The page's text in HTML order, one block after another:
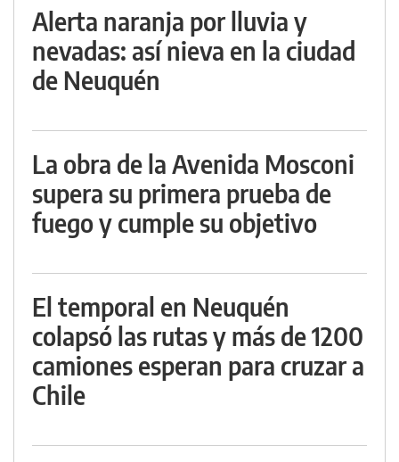
Alerta naranja por lluvia y
nevadas: así nieva en la ciudad
de Neuquén
La obra de la Avenida Mosconi
supera su primera prueba de
fuego y cumple su objetivo
El temporal en Neuquén
colapsó las rutas y más de 1200
camiones esperan para cruzar a
Chile